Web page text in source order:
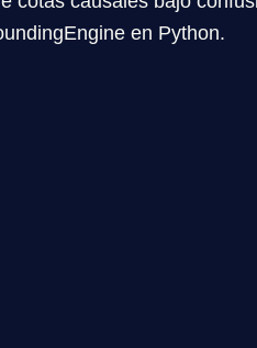
en Python.